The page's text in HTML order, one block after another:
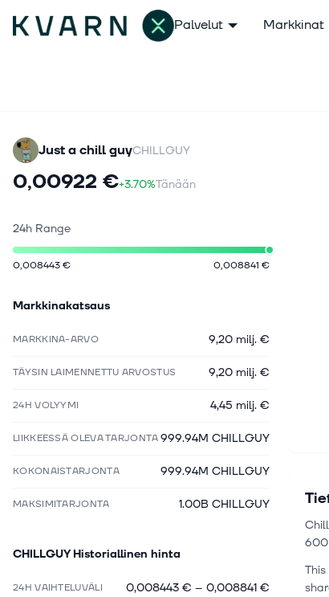
Palvelut Markkinat
Just a chill guyCHILLGUY
0,00922 €+3.70%Tänään
24h Range
0,008443 € 0,008841 €
Markkinakatsaus
MARKKINA-ARVO 9,20 milj. €
TÄYSIN LAIMENNETTU ARVOSTUS 9,20 milj. €
24H VOLYYMI 4,45 milj. €
LIIKKEESSÄ OLEVA TARJONTA999.94M CHILLGUY
KOKONAISTARJONTA 999.94M CHILLGUY
MAKSIMITARJONTA 1.00B CHILLGUY
CHILLGUY Historiallinen hinta
24H VAIHTELUVÄLI 0,008443 € – 0,008841 €
600